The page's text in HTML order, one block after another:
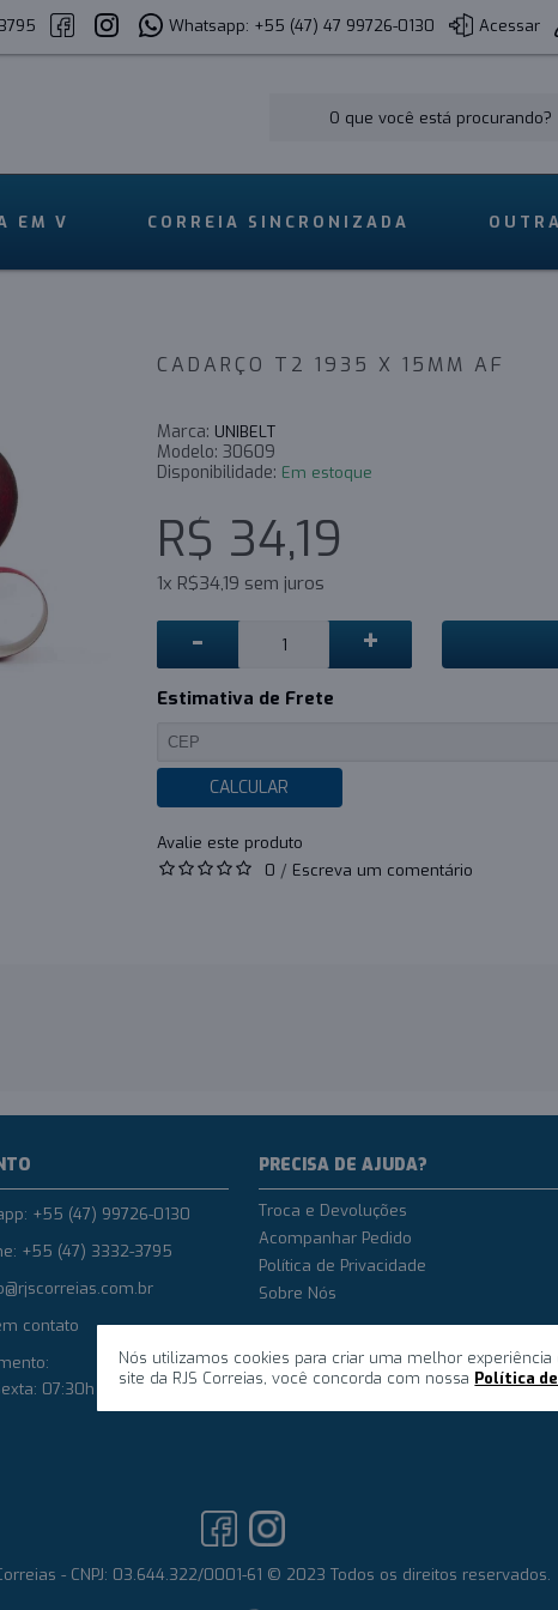
Whatsapp: +55 (47) 47 99726-0130 Acessar
EM V CORREIA SINCRONIZADA
CADARÇO T2 1935 X 15MM AF
Marca: UNIBELT
Modelo: 30609
Disponibilidade: Em estoque
R$ 34,19
1x R$34,19 sem juros
- +
Estimativa de Frete
CALCULAR
0 / Escreva um comentário
Nós utilizamos cookies para criar uma melhor experiência
site da RJS Correias, você concorda com nossa Política
+55 (47) 99726-0130
+55 (47) 3332-3795
contato
07:30h até 12h e das
PRECISA DE AJUDA?
Troca e Devoluções
Acompanhar Pedido
Política de Privacidade
Sobre Nós
- CNPJ: 03.644.322/0001-61 © 2023 Todos os direitos reservados.